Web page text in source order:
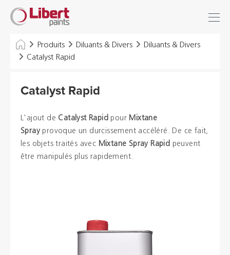
Libert
Paints Produits Diluants & Divers
Diluants & Divers
Catalyst Rapid
Catalyst Rapid
L'ajout de Catalyst Rapid pour Mixtane
Spray provoque un durcissement accéléré. De ce fait,
les objets traités avec Mixtane Spray Rapid peuvent
être manipulés plus rapidement.
SOLUTIONS D'HYGIÈNE